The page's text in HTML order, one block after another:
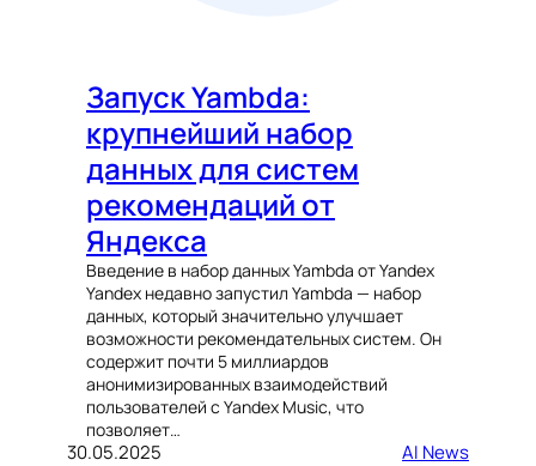
Запуск Yambda:
крупнейший набор
данных для систем
рекомендаций от
Яндекса
Введение в набор данных Yambda от Yandex
Yandex недавно запустил Yambda — набор
данных, который значительно улучшает
возможности рекомендательных систем. Он
содержит почти 5 миллиардов
анонимизированных взаимодействий
пользователей с Yandex Music, что
позволяет…
30.05.2025 AI News